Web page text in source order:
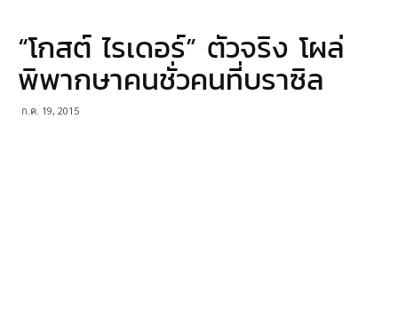
มายา
“โกสต์ ไรเดอร์” ตัวจริง โผล่
พิพากษาคนชั่วคนที่บราซิล
ก.ค. 19, 2015